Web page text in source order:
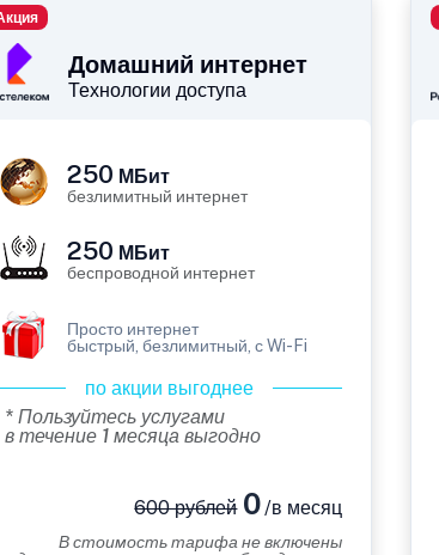
Домашний интернет
Технологии доступа
250 МБит
безлимитный интернет
250 МБит
беспроводной интернет
Просто интернет
быстрый, безлимитный, с Wi-Fi
по акции выгоднее
* Пользуйтесь услугами
в течение 1 месяца выгодно
600 рублей0/в месяц
В стоимость тарифа не включены